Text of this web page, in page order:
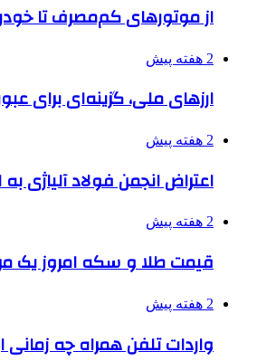
از موتورهای کم‌مصرف تا
2 هفته پیش
ارزهای ملی، گزینه‌ای برای
2 هفته پیش
اعتراض انجمن فولاد آلیاژی
2 هفته پیش
قیمت طلا و سکه امروز یک مرداد؛ سکه
2 هفته پیش
واردات تلفن همراه چه